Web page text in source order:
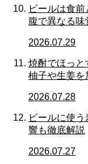
ビールは食
腹で異なる
2026.07.29
焼酎でほっと
柚子や生姜を
2026.07.28
ビールに使
響も徹底解説
2026.07.27